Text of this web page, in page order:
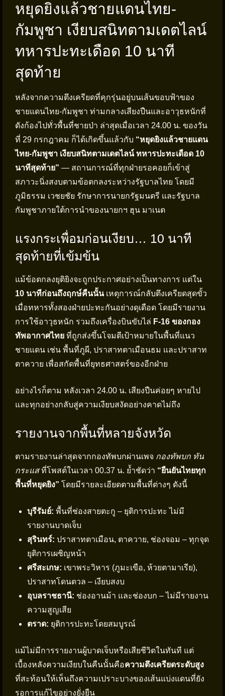
หยุดยิงแล้วชายแดนไทย-
กัมพูชา เงียบสนิทตามเดตไลน์
ทหารปะทะเดือด 10 นาที
สุดท้าย
หลังจากความตึงเครียดที่คุกรุ่นอยู่บนเส้นขอบฟ้าของ
ชายแดนไทย-กัมพูชา ท่ามกลางเสียงปืนและอาวุธหนักที่
ดังก้องไปทั่วพื้นที่ชายป่า ล่าสุดเมื่อเวลา 24.00 น. ของวัน
ที่ 29 กรกฎาคม ก็ได้เกิดขึ้นแล้วกับ “หยุดยิงแล้วชายแดน
ไทย-กัมพูชา เงียบสนิทตามเดตไลน์ ทหารปะทะเดือด 10
นาทีสุดท้าย” — สถานการณ์ที่ทุกฝ่ายรอคอยก็เข้าสู่
สภาวะนิ่งสงบตามข้อตกลงระหว่างรัฐบาลไทย โดยมี
ภูมิธรรม เวชยชัย รักษาการนายกรัฐมนตรี และรัฐบาล
กัมพูชาภายใต้การนำของนายกฯ ฮุน มาเนต
แรงกระเพื่อมก่อนเงียบ… 10 นาที
สุดท้ายที่เข้มข้น
แม้ข้อตกลงยุติยิงจะถูกประกาศอย่างเป็นทางการ แต่ใน
10 นาทีก่อนถึงฤกษ์คืนนั้นเหตุการณ์กลับตึงเครียดสุดขั้ว
เมื่อทหารทั้งสองฝ่ายปะทะกันอย่างดุเดือด โดยมีรายงาน
การใช้อาวุธหนัก รวมถึงเครื่องบินขับไล่ F-16 ของกอง
ทัพอากาศไทย ที่ถูกส่งขึ้นโจมตีเป้าหมายในพื้นที่แนว
ชายแดน เช่น พื้นที่ภูผี, ปราสาทตาเมือนธม และปราสาท
ตาควาย เพื่อสกัดพื้นที่ยุทธศาสตร์ของอีกฝ่าย
อย่างไรก็ตาม หลังเวลา 24.00 น. เสียงปืนค่อยๆ หายไป
และทุกอย่างกลับสู่ความเงียบสงัดอย่างคาดไม่ถึง
รายงานจากพื้นที่หลายจังหวัด
ตามรายงานล่าสุดจากกองทัพบกผ่านเพจ กองทัพบก ทัน
กระแสที่โพสต์ในเวลา 00.37 น. ย้ำชัดว่า “ยืนยันไทยทุก
พื้นที่หยุดยิง” โดยมีรายละเอียดตามพื้นที่ต่างๆ ดังนี้
บุรีรัมย์: พื้นที่ช่องสายตะกู – ยุติการปะทะ ไม่มี
รายงานบาดเจ็บ
สุรินทร์: ปราสาทตาเมือน, ตาควาย, ช่องจอม – ทุกจุด
ยุติการเผชิญหน้า
ศรีสะเกษ: เขาพระวิหาร (ภูมะเขือ, ห้วยตามาเรีย),
ปราสาทโดนตวล – เงียบสงบ
อุบลราชธานี: ช่องอานม้า และช่องบก – ไม่มีรายงาน
ความสูญเสีย
ตราด: ยุติการปะทะโดยสมบูรณ์
แม้ไม่มีการรายงานผู้บาดเจ็บหรือเสียชีวิตในทันที แต่
เบื้องหลังความเงียบในคืนนั้นคือความตึงเครียดระดับสูง
ที่สะท้อนให้เห็นถึงความเปราะบางของเส้นแบ่งแดนที่ยัง
รอการแก้ไขอย่างยั่งยืน